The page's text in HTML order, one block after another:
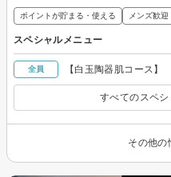
ポイントが貯まる・使える メンズ歓迎
スペシャルメニュー
全員 【白玉陶器肌コース
すべてのスペ
その他の